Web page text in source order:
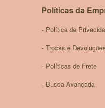
Políticas da
Política de
Trocas e Devoluções
Políticas de Frete
Busca Avançada